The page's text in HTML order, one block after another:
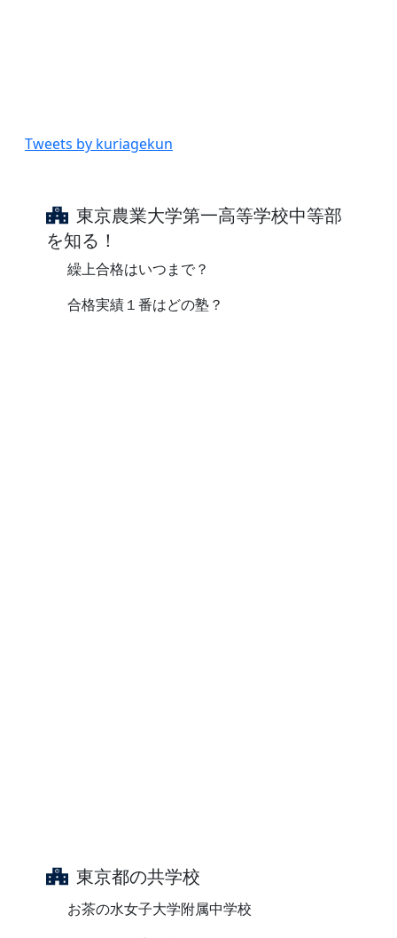
Tweets by kuriagekun
東京農業大学第一高等学校中等部
を知る！
繰上合格はいつまで？
合格実績１番はどの塾？
東京都の共学校
お茶の水女子大学附属中学校